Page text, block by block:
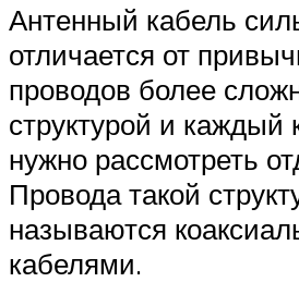
Антенный кабель
отличается от
проводов более
структурой и каждый
нужно рассмотреть
Провода такой
называются
кабелями.